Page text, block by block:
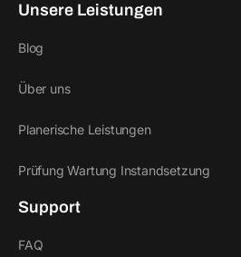
Unsere Leistungen
Blog
Über uns
Planerische Leistungen
Prüfung Wartung Instandsetzung
Support
FAQ